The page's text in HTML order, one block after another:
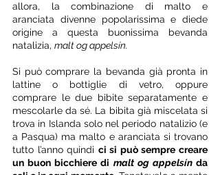
allora, la combinazione di malto e
aranciata divenne popolarissima e diede
origine a questa buonissima bevanda
natalizia, malt og appelsín.
Si può comprare la bevanda già pronta in
lattine o bottiglie di vetro, oppure
comprare le due bibite separatamente e
mescolarle da sé. La bibita già miscelata si
trova in Islanda solo nel periodo natalizio (e
a Pasqua) ma malto e aranciata si trovano
tutto l’anno quindi ci si può sempre creare
un buon bicchiere di malt og appelsín da